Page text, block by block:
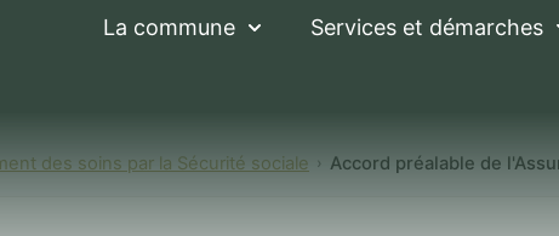
La commune Services et démarches
des soins par la Sécurité sociale Accord préalable de